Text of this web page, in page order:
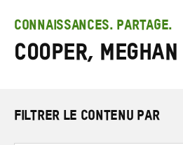
Saisir
les
CONNAISSANCES. PARTAGE.
Cooper, Meghan
FILTRER LE CONTENU PAR